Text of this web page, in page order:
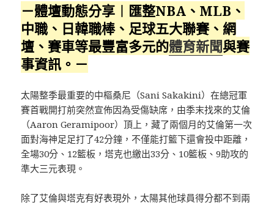
－體壇動態分享︱匯整NBA、MLB、
中職、日韓職棒、足球五大聯賽、網
壇、賽車等最豐富多元的體育新聞與賽
事資訊。－
太陽整季最重要的中樞桑尼（Sani Sakakini）在總冠軍
賽首戰開打前突然宣佈因為受傷缺席，由季末找來的艾倫
（Aaron Geramipoor）頂上，藏了兩個月的艾倫第一次
面對海神足足打了42分鐘，不僅能打籃下還會投中距離，
全場30分、12籃板，塔克也繳出33分、10籃板、9助攻的
準大三元表現。
除了艾倫與塔克有好表現外，太陽其他球員得分都不到兩